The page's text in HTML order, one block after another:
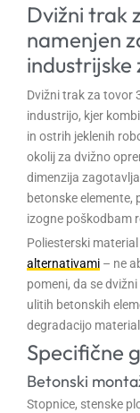
Dvižni trak
namenjen
industrijske
Dvižni trak za tovor
industrijo, kjer
in ostrih jeklenih
okolij za dvižno
dimenzija
betonske elemente,
izogne poškodbam
Poliesterski
alternativami – ne
pomeni, da se
ulitih betonskih
degradacijo
Specifične
Betonski
Stopnice, stenske